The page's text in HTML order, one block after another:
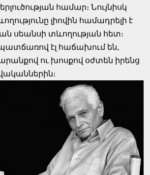
համար։ Նույնիսկ
լիովին համադրելի է
սեանսի տևողության հետ։
էլ հաճախում են,
ու խոսքով օժտեն իրենց